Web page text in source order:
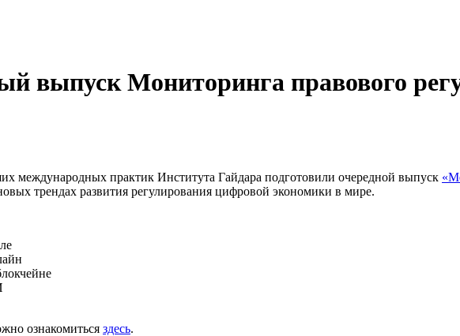
выпуск Мониторинга правового
международных практик Института Гайдара подготовили очередной выпуск
трендах развития регулирования цифровой экономики в мире.
ознакомиться здесь.